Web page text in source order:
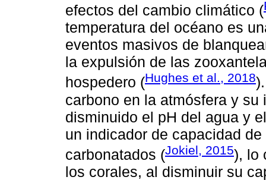
efectos del cambio climático (
temperatura del océano es
eventos masivos de
la expulsión de las
hospedero (Hughes et al., 2018
carbono en la atmósfera y
disminuido el pH del agua y
un indicador de capacidad
carbonatados (Jokiel, 2015), lo
los corales, al disminuir su